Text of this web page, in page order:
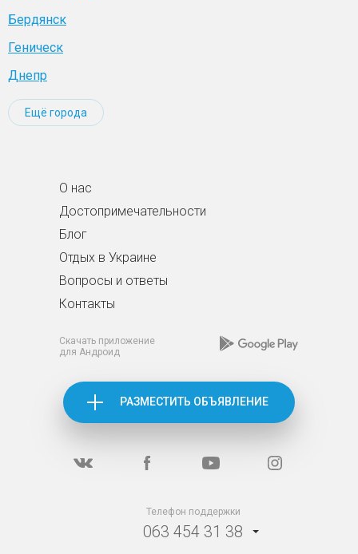
Бердянск
Геническ
Днепр
Ещё города
О нас
Достопримечательности
Блог
Отдых в Украине
Вопросы и ответы
Контакты
Скачать приложение
для Андроид
РАЗМЕСТИТЬ ОБЪЯВЛЕНИЕ
Телефон поддержки
063 454 31 38